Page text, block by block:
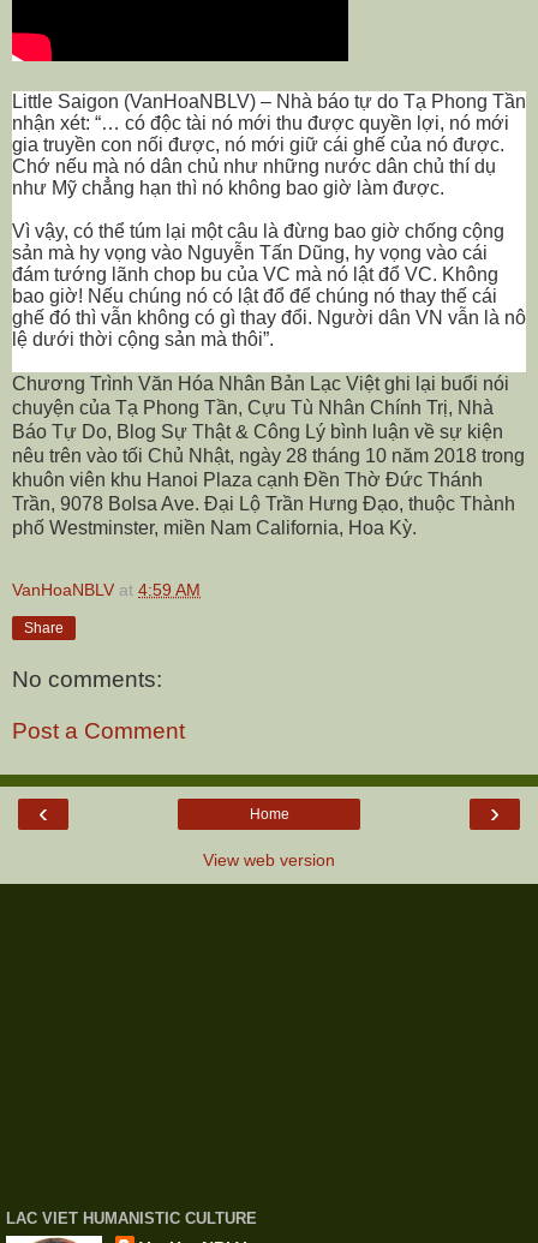
Little Saigon (VanHoaNBLV) – Nhà báo tự do Tạ Phong Tần
nhận xét: “… có độc tài nó mới thu được quyền lợi, nó mới
gia truyền con nối được, nó mới giữ cái ghế của nó được.
Chớ nếu mà nó dân chủ như những nước dân chủ thí dụ
như Mỹ chẳng hạn thì nó không bao giờ làm được.
Vì vậy, có thể túm lại một câu là đừng bao giờ chống cộng
sản mà hy vọng vào Nguyễn Tấn Dũng, hy vọng vào cái
đám tướng lãnh chop bu của VC mà nó lật đổ VC. Không
bao giờ! Nếu chúng nó có lật đổ để chúng nó thay thế cái
ghế đó thì vẫn không có gì thay đổi. Người dân VN vẫn là nô
lệ dưới thời cộng sản mà thôi”.
Chương Trình Văn Hóa Nhân Bản Lạc Việt ghi lại buổi nói
chuyện của Tạ Phong Tần, Cựu Tù Nhân Chính Trị, Nhà
Báo Tự Do, Blog Sự Thật & Công Lý bình luận về sự kiện
nêu trên vào tối Chủ Nhật, ngày 28 tháng 10 năm 2018 trong
khuôn viên khu Hanoi Plaza cạnh Đền Thờ Đức Thánh
Trần, 9078 Bolsa Ave. Đại Lộ Trần Hưng Đạo, thuộc Thành
phố Westminster, miền Nam California, Hoa Kỳ.
VanHoaNBLV at 4:59 AM
Share
No comments:
Post a Comment
‹ ›
Home
View web version
LAC VIET HUMANISTIC CULTURE